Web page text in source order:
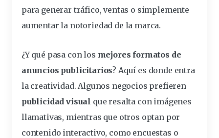
para generar tráfico, ventas o simplemente
aumentar la notoriedad de la marca.
¿Y qué pasa con los mejores formatos de
anuncios publicitarios? Aquí es donde entra
la creatividad. Algunos negocios prefieren
publicidadvisual que resalta con imágenes
llamativas, mientras que otros optan por
contenido interactivo, como encuestas o